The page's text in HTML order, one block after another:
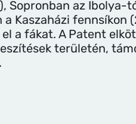
Sopronban az
Kaszaházi fennsíkon
a fákat. A Patent
területén,